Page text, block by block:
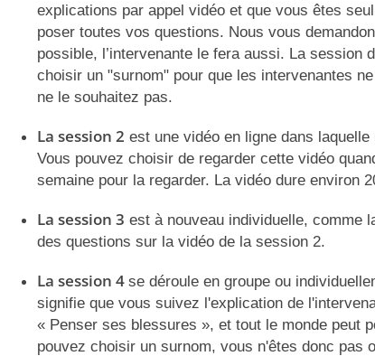
explications par appel vidéo et que vous êtes
poser toutes vos questions. Nous vous
possible, l’intervenante le fera aussi. La session
choisir un "surnom" pour que les intervenantes
ne le souhaitez pas.
La session 2 est une vidéo en ligne dans
Vous pouvez choisir de regarder cette vidéo
semaine pour la regarder. La vidéo dure environ
La session 3 est à nouveau individuelle, comme
des questions sur la vidéo de la session 2.
La session 4se déroule en groupe ou
signifie que vous suivez l'explication de
« Penser ses blessures », et tout le monde peut
pouvez choisir un surnom, vous n'êtes donc pas